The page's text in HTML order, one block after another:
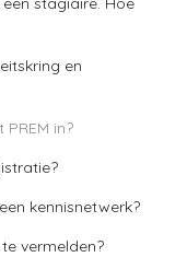
en
in?
kennisnetwerk?
vermelden?